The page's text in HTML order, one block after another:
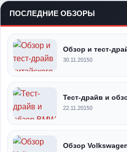
ПОСЛЕДНИЕ ОБЗОРЫ
Обзор и тест-
30.11.20150
Тест-драйв и
22.11.20150
Обзор